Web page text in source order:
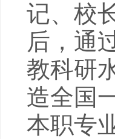
记、校
后，通
教科研
造全国
本职专